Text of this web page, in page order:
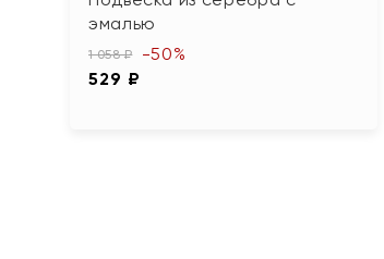
эмалью
1 058 ₽
529 ₽
-50%